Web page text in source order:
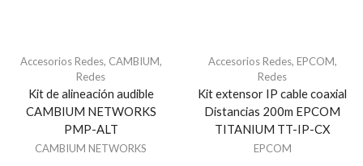
Accesorios Redes, CAMBIUM,
Redes
Kit de alineación audible
CAMBIUM NETWORKS
PMP-ALT
CAMBIUM NETWORKS
Accesorios Redes, EPCOM,
Redes
Kit extensor IP cable coaxial
Distancias 200m EPCOM
TITANIUM TT-IP-CX
EPCOM